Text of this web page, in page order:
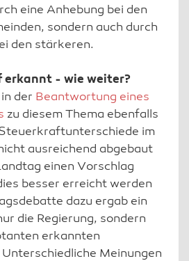
eine Anhebung bei den
sondern auch durch
den stärkeren.
erkannt - wie weiter?
der Beantwortung eines
zu diesem Thema ebenfalls
im
ausreichend abgebaut
einen Vorschlag
besser erreicht werden
dazu ergab ein
die Regierung, sondern
erkannten
Meinungen